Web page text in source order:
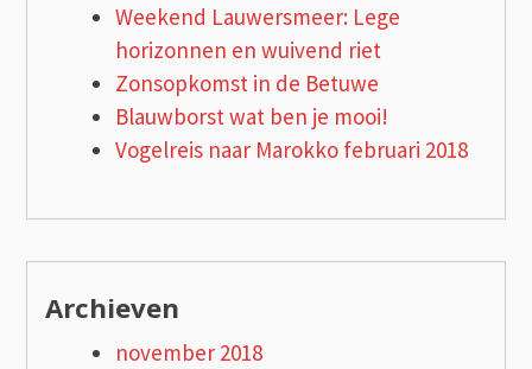
Weekend Lauwersmeer: Lege
horizonnen en wuivend riet
Zonsopkomst in de Betuwe
Blauwborst wat ben je mooi!
Vogelreis naar Marokko februari 2018
Archieven
november 2018